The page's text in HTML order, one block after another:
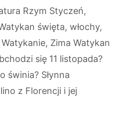
Rzym Styczeń,
święta, włochy,
, Zima Watykan
się 11 listopada?
świnia? Słynna
z Florencji i jej